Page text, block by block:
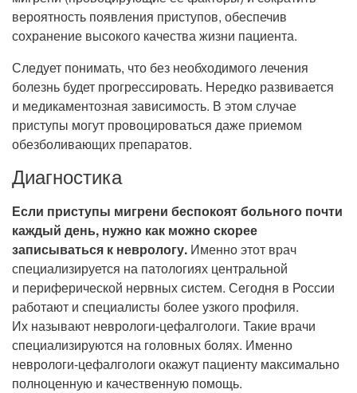
вероятность появления приступов, обеспечив
сохранение высокого качества жизни пациента.
Следует понимать, что без необходимого лечения
болезнь будет прогрессировать. Нередко развивается
и медикаментозная зависимость. В этом случае
приступы могут провоцироваться даже приемом
обезболивающих препаратов.
Диагностика
Если приступы мигрени беспокоят больного почти
каждый день, нужно как можно скорее
записываться к неврологу. Именно этот врач
специализируется на патологиях центральной
и периферической нервных систем. Сегодня в России
работают и специалисты более узкого профиля.
Их называют неврологи-цефалгологи. Такие врачи
специализируются на головных болях. Именно
неврологи-цефалгологи окажут пациенту максимально
полноценную и качественную помощь.